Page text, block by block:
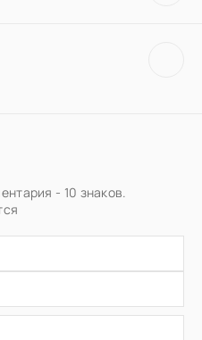
- 10 знаков.